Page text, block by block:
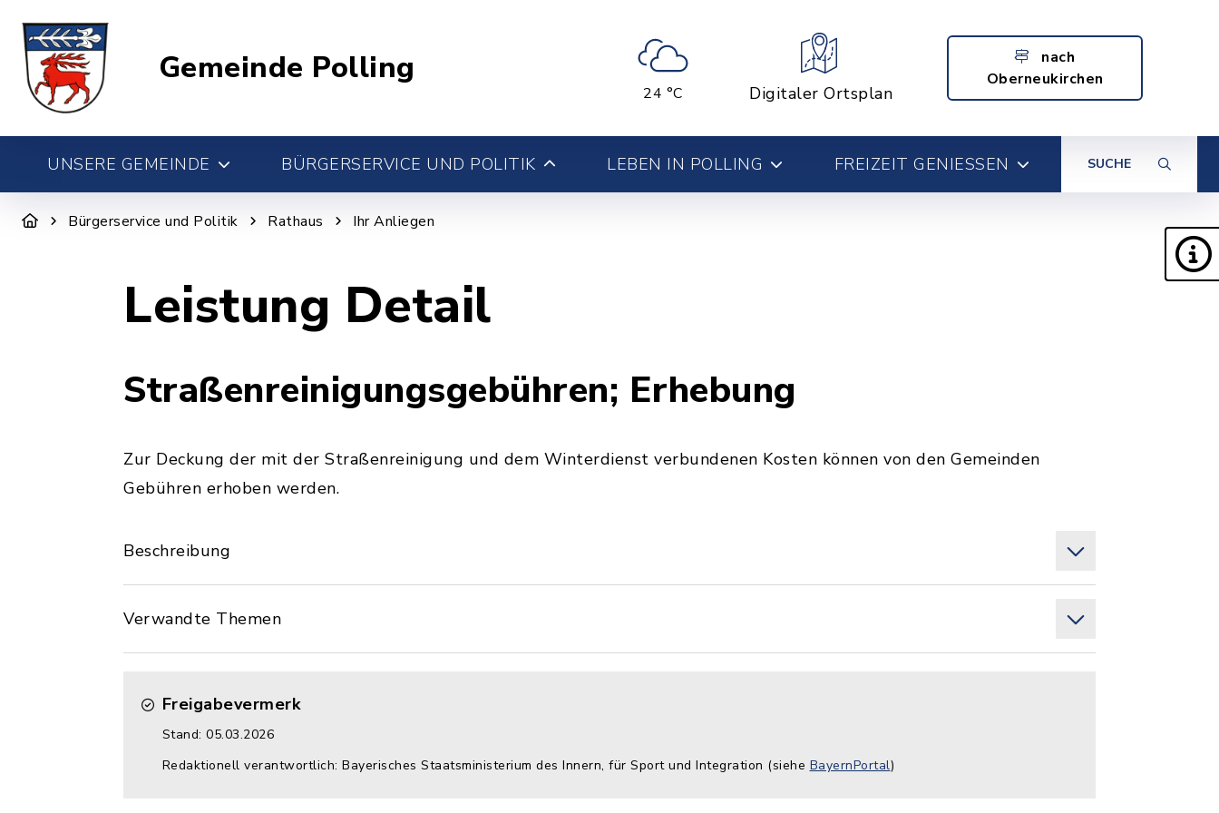
Gemeinde Polling
24 °C Digitaler Ortsplan
nach
Oberneukirchen
UNSERE GEMEINDE BÜRGERSERVICE UND POLITIK LEBEN IN POLLING FREIZEIT GENIESSEN SUCHE
Bürgerservice und Politik Rathaus Ihr Anliegen
Leistung Detail
Straßenreinigungsgebühren; Erhebung
Zur Deckung der mit der Straßenreinigung und dem Winterdienst verbundenen Kosten können von den Gemeinden
Gebühren erhoben werden.
Beschreibung
Verwandte Themen
Freigabevermerk
Stand: 05.03.2026
Redaktionell verantwortlich: Bayerisches Staatsministerium des Innern, für Sport und Integration (siehe BayernPortal)